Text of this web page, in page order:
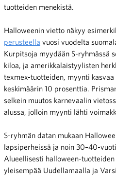
tuotteiden menekistä.
Halloweenin vietto näkyy
perusteella vuosi vuodelta
Kurpitsoja myydään S-ryhmässä
kiloa, ja amerikkalaistyylisten
texmex-tuotteiden, myynti
keskimäärin 10 prosenttia.
selkein muutos karnevaalin
alussa, jolloin myynti lähti
S-ryhmän datan mukaan
lapsiperheissä ja noin 30–40-
Alueellisesti halloween-
yleisempää Uudellamaalla ja